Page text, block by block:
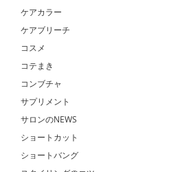
ケアカラー
ケアブリーチ
コスメ
コテまき
コンブチャ
サプリメント
サロンのNEWS
ショートカット
ショートバング